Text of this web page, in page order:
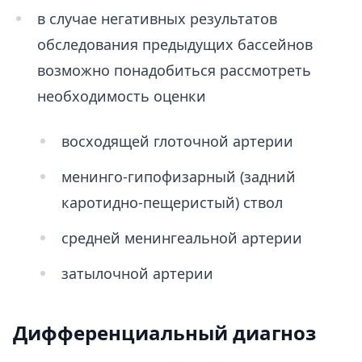
в случае негативных результатов
обследования предыдущих бассейнов
возможно понадобиться рассмотреть
необходимость оценки
восходящей глоточной артерии
менинго-гипофизарный (задний
каротидно-пещеристый) ствол
средней менингеальной артерии
затылочной артерии
Дифференциальный диагноз